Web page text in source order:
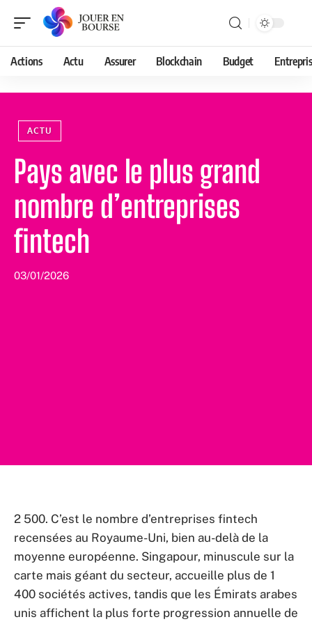
Actions Actu Assurer Blockchain Budget
ACTU
Pays avec le plus grand
nombre d’entreprises
fintech
03/01/2026
2 500. C’est le nombre d’entreprises fintech
recensées au Royaume-Uni, bien au-delà de la
moyenne européenne. Singapour, minuscule sur la
carte mais géant du secteur, accueille plus de 1
400 sociétés actives, tandis que les Émirats arabes
unis affichent la plus forte progression annuelle de